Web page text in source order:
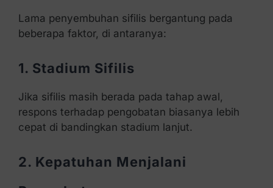
Lama penyembuhan sifilis bergantung pada
beberapa faktor, di antaranya:
1. Stadium Sifilis
Jika sifilis masih berada pada tahap awal,
respons terhadap pengobatan biasanya lebih
cepat di bandingkan stadium lanjut.
2. Kepatuhan Menjalani